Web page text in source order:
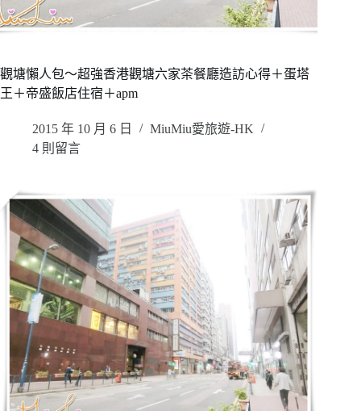
觀塘懶人包～超強香港觀塘六家茶餐廳造訪心得＋蛋塔
王＋帝盛飯店住宿＋apm
2015 年 10 月 6 日
MiuMiu愛旅遊-HK
4 則留言